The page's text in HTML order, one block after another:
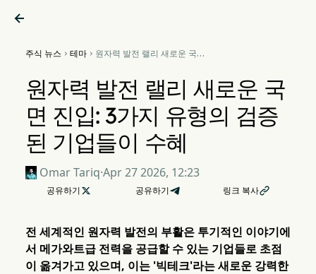

주식 뉴스  테마 원자력 발전 랠리 새로운 국면
원자력 발전 랠리 새로운 국
면 진입: 3가지 유형의 검증
된 기업들이 수혜
Omar Tariq·Apr 27 2026, 12:23
공유하기  공유하기 링크 복사
전 세계적인 원자력 발전의 부활은 투기적인 이야기에
서 메가와트급 전력을 공급할 수 있는 기업들로 초점
이 옮겨가고 있으며, 이는 '빅테크'라는 새로운 강력한